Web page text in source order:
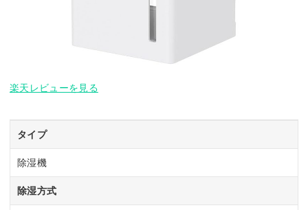
楽天レビューを見る
タイプ
除湿機
除湿方式